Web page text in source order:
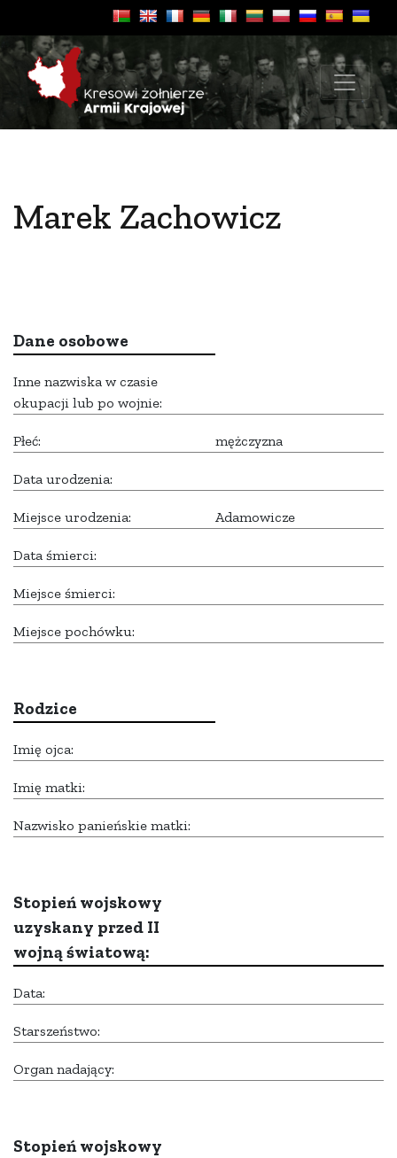
Marek Zachowicz
Dane osobowe
Inne nazwiska w czasie
okupacji lub po wojnie:
Płeć: mężczyzna
Data urodzenia:
Miejsce urodzenia: Adamowicze
Data śmierci:
Miejsce śmierci:
Miejsce pochówku:
Rodzice
Imię ojca:
Imię matki:
Nazwisko panieńskie matki:
Stopień wojskowy
uzyskany przed II
wojną światową:
Data:
Starszeństwo:
Organ nadający:
Stopień wojskowy